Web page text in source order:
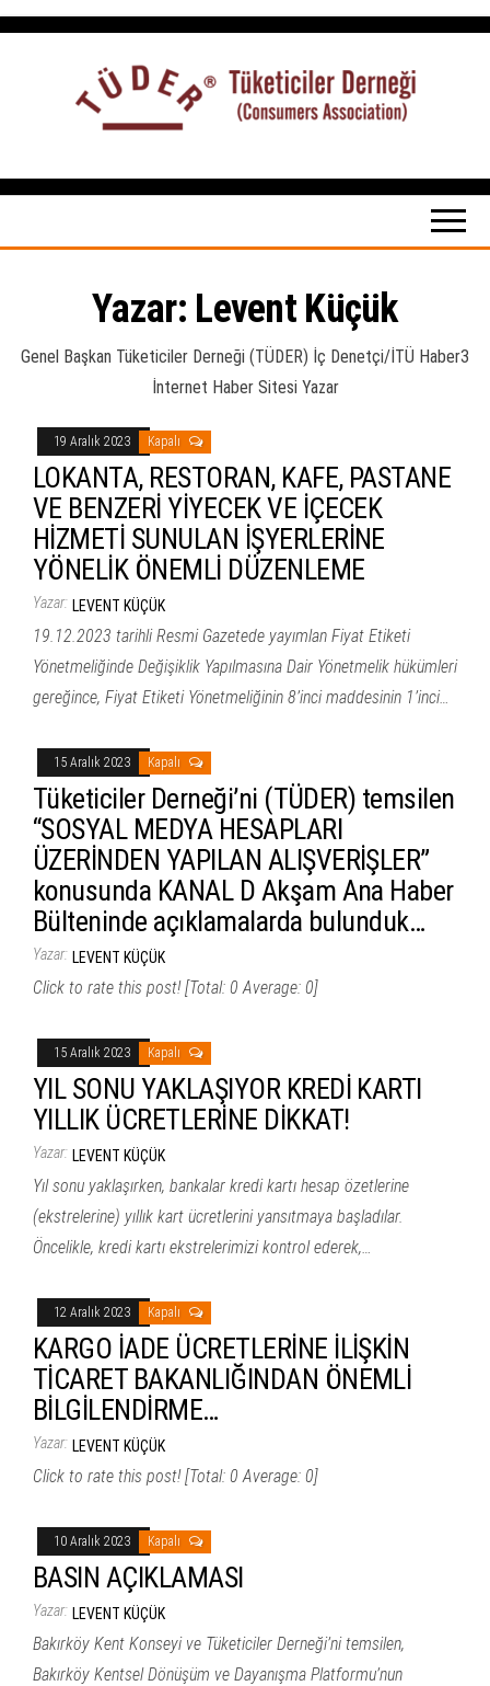
İçeriğe
Tüketiciler
tuketicilerdernegi.org.tr
Yazar: Levent Küçük
Genel Başkan Tüketiciler Derneği (TÜDER) İç Denetçi/İTÜ Haber3
İnternet Haber Sitesi Yazar
19 Aralık 2023 Kapalı
LOKANTA, RESTORAN, KAFE, PASTANE
VE BENZERİ YİYECEK VE İÇECEK
HİZMETİ SUNULAN İŞYERLERİNE
YÖNELİK ÖNEMLİ DÜZENLEME
Yazar: LEVENT KÜÇÜK
19.12.2023 tarihli Resmi Gazetede yayımlan Fiyat Etiketi
Yönetmeliğinde Değişiklik Yapılmasına Dair Yönetmelik hükümleri
gereğince, Fiyat Etiketi Yönetmeliğinin 8’inci maddesinin 1’inci…
15 Aralık 2023 Kapalı
Tüketiciler Derneği’ni (TÜDER) temsilen
“SOSYAL MEDYA HESAPLARI
ÜZERİNDEN YAPILAN ALIŞVERİŞLER”
konusunda KANAL D Akşam Ana Haber
Bülteninde açıklamalarda bulunduk…
Yazar: LEVENT KÜÇÜK
Click to rate this post! [Total: 0 Average: 0]
15 Aralık 2023 Kapalı
YIL SONU YAKLAŞIYOR KREDİ KARTI
YILLIK ÜCRETLERİNE DİKKAT!
Yazar: LEVENT KÜÇÜK
Yıl sonu yaklaşırken, bankalar kredi kartı hesap özetlerine
(ekstrelerine) yıllık kart ücretlerini yansıtmaya başladılar.
Öncelikle, kredi kartı ekstrelerimizi kontrol ederek,…
12 Aralık 2023 Kapalı
KARGO İADE ÜCRETLERİNE İLİŞKİN
TİCARET BAKANLIĞINDAN ÖNEMLİ
BİLGİLENDİRME…
Yazar: LEVENT KÜÇÜK
Click to rate this post! [Total: 0 Average: 0]
10 Aralık 2023 Kapalı
BASIN AÇIKLAMASI
Yazar: LEVENT KÜÇÜK
Bakırköy Kent Konseyi ve Tüketiciler Derneği’ni temsilen,
Bakırköy Kentsel Dönüşüm ve Dayanışma Platformu’nun